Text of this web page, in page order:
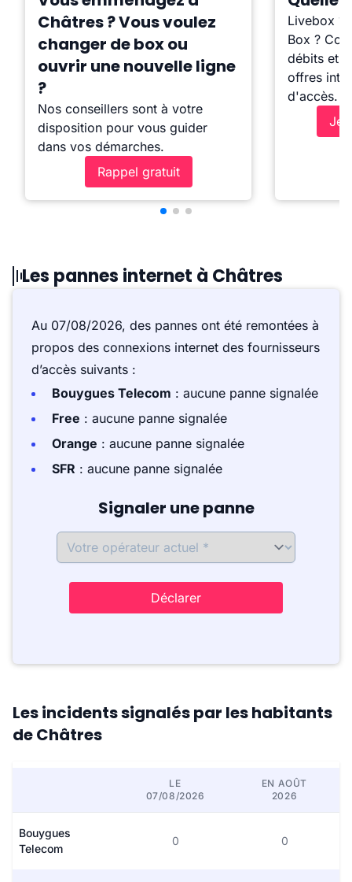
Châtres ? Vous voulez
changer de box ou
ouvrir une nouvelle ligne
?
Nos conseillers sont à votre
disposition pour vous guider
dans vos démarches.
Rappel gratuit
Livebox ?
Box ?
débits et
offres
d'accès.
Je
Les pannes internet à Châtres
Au 07/08/2026, des pannes ont été remontées à
propos des connexions internet des fournisseurs
d’accès suivants :
Bouygues Telecom : aucune panne signalée
Free : aucune panne signalée
Orange : aucune panne signalée
SFR : aucune panne signalée
Signaler une panne
Déclarer
Les incidents signalés par les habitants
de Châtres
LE
07/08/2026
EN AOÛT
2026
Bouygues
Telecom
0 0